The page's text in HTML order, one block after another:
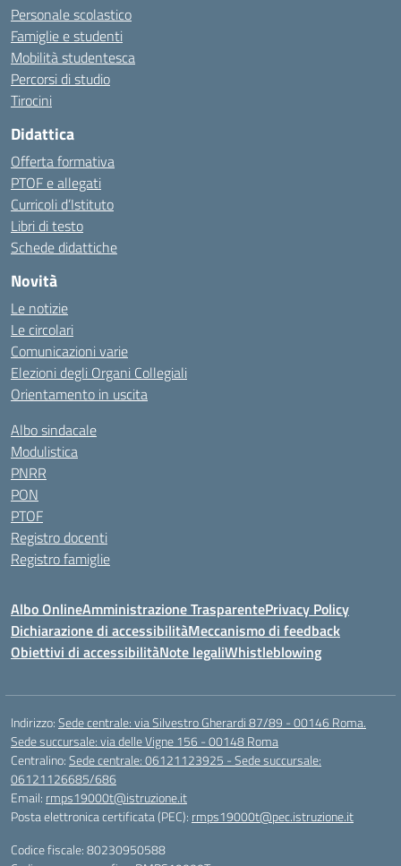
Personale scolastico
Famiglie e studenti
Mobilità studentesca
Percorsi di studio
Tirocini
Didattica
Offerta formativa
PTOF e allegati
Curricoli d’Istituto
Libri di testo
Schede didattiche
Novità
Le notizie
Le circolari
Comunicazioni varie
Elezioni degli Organi Collegiali
Orientamento in uscita
Albo sindacale
Modulistica
PNRR
PON
PTOF
Registro docenti
Registro famiglie
Albo OnlineAmministrazione TrasparentePrivacy Policy
Dichiarazione di accessibilitàMeccanismo di feedback
Obiettivi di accessibilitàNote legaliWhistleblowing
Indirizzo:Sede centrale: via Silvestro Gherardi 87/89 - 00146 Roma.
Sede succursale: via delle Vigne 156 - 00148 Roma
Centralino:Sede centrale: 06121123925 - Sede succursale:
06121126685/686
Email: rmps19000t@istruzione.it
Posta elettronica certificata (PEC): rmps19000t@pec.istruzione.it
Codice fiscale: 80230950588